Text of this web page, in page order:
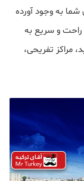
به وجود آورده
و سریع به
مراکز تفریحی،